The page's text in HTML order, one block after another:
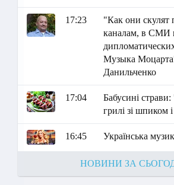
17:23
"Как они скулят
каналам, в СМИ
Музыка
Данильченко
17:04
Бабусині
грилі зі шпиком
16:45 Українська
НОВИНИ ЗА